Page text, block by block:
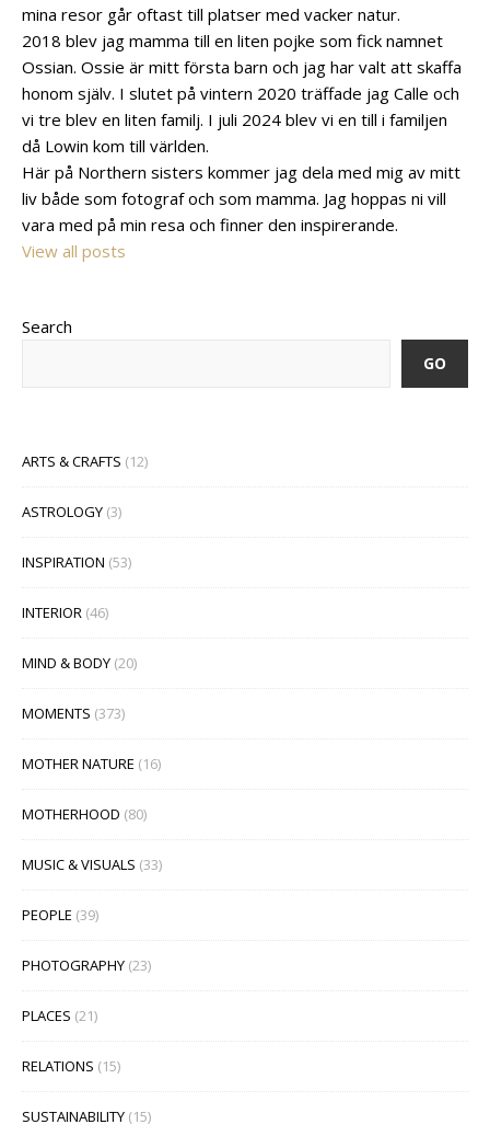
mina resor går oftast till platser med vacker natur.
2018 blev jag mamma till en liten pojke som fick namnet
Ossian. Ossie är mitt första barn och jag har valt att skaffa
honom själv. I slutet på vintern 2020 träffade jag Calle och
vi tre blev en liten familj. I juli 2024 blev vi en till i familjen
då Lowin kom till världen.
Här på Northern sisters kommer jag dela med mig av mitt
liv både som fotograf och som mamma. Jag hoppas ni vill
vara med på min resa och finner den inspirerande.
View all posts
Search
GO
ARTS & CRAFTS (12)
ASTROLOGY (3)
INSPIRATION (53)
INTERIOR (46)
MIND & BODY (20)
MOMENTS (373)
MOTHER NATURE (16)
MOTHERHOOD (80)
MUSIC & VISUALS (33)
PEOPLE (39)
PHOTOGRAPHY (23)
PLACES (21)
RELATIONS (15)
SUSTAINABILITY (15)